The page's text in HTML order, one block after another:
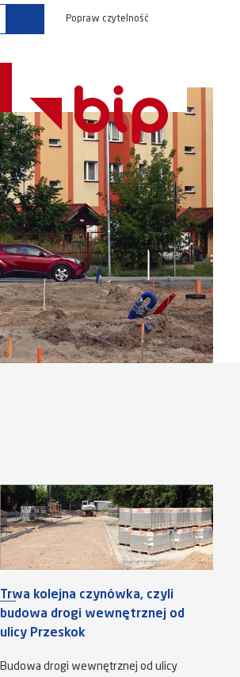
Popraw czytelność
Trwa kolejna czynówka, czyli
budowa drogi wewnętrznej od
ulicy Przeskok
Budowa drogi wewnętrznej od ulicy